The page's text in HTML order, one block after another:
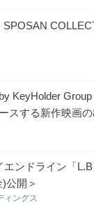
SPOSAN
KeyHolder
スする新作映画
エンドライン「
公開＞
ィングス